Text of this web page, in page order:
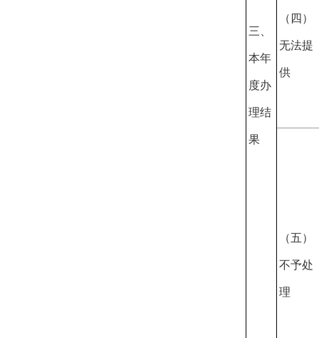
三、
本年
度办
理结
果
（四）
无法提
供
（五）
不予处
理